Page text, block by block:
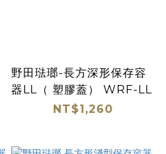
野田琺瑯-長方深形保存容
器LL（ 塑膠蓋） WRF-LL
NT$1,260